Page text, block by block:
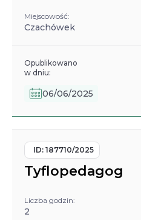
Miejscowość:
Czachówek
Opublikowano
w dniu:
06/06/2025
ID: 187710/2025
Tyflopedagog
Liczba godzin:
2